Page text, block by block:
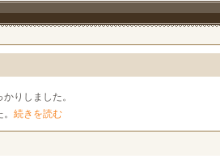
りしました。
続きを読む